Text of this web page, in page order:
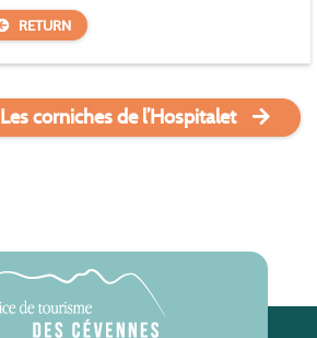
RETURN
Les corniches de l’Hospitalet